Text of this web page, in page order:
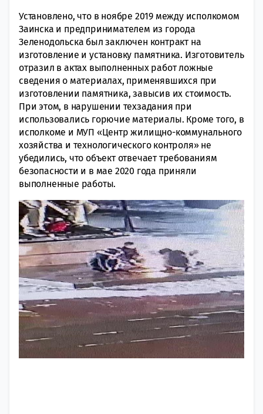
Установлено, что в ноябре 2019 между исполкомом
Заинска и предпринимателем из города
Зеленодольска был заключен контракт на
изготовление и установку памятника. Изготовитель
отразил в актах выполненных работ ложные
сведения о материалах, применявшихся при
изготовлении памятника, завысив их стоимость.
При этом, в нарушении техзадания при
использовались горючие материалы. Кроме того, в
исполкоме и МУП «Центр жилищно-коммунального
хозяйства и технологического контроля» не
убедились, что объект отвечает требованиям
безопасности и в мае 2020 года приняли
выполненные работы.